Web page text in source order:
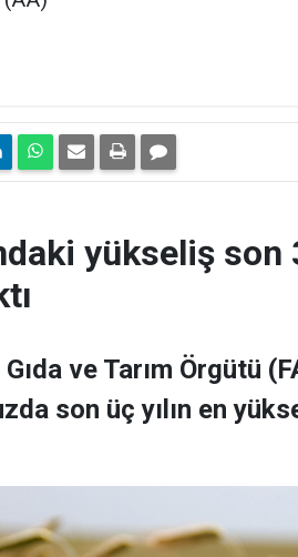
yükseliş son
ve Tarım Örgütü
son üç yılın en